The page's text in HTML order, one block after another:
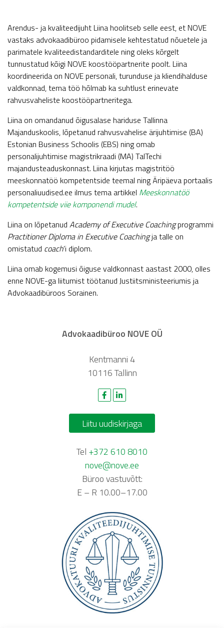
Arendus- ja kvaliteedijuht Liina hoolitseb selle eest, et NOVE
vastaks advokaadibüroo pidamisele kehtestatud nõuetele ja
parimatele kvaliteedistandarditele ning oleks kõrgelt
tunnustatud kõigi NOVE koostööpartnerite poolt. Liina
koordineerida on NOVE personali, turunduse ja kliendihalduse
valdkonnad, tema töö hõlmab ka suhtlust erinevate
rahvusvaheliste koostööpartneritega.
Liina on omandanud õigusalase hariduse Tallinna
Majanduskoolis, lõpetanud rahvusvahelise ärijuhtimise (BA)
Estonian Business Schoolis (EBS) ning omab
personalijuhtimise magistrikraadi (MA) TalTechi
majandusteaduskonnast. Liina kirjutas magistritöö
meeskonnatöö kompetentside teemal ning Äripäeva portaalis
personaliuudised.ee ilmus tema artikkel Meeskonnatöö
kompetentside viie komponendi mudel.
Liina on lõpetanud Academy of Executive Coachingprogrammi
Practitioner Diploma in Executive Coachingja talle on
omistatud coach’i diplom.
Liina omab kogemusi õiguse valdkonnast aastast 2000, olles
enne NOVE-ga liitumist töötanud Justiitsministeeriumis ja
Advokaadibüroos Sorainen.
Advokaadibüroo NOVE OÜ
Kentmanni 4
10116 Tallinn
Liitu uudiskirjaga
Tel +372 610 8010
nove@nove.ee
Büroo vastuvõtt:
E – R 10.00–17.00